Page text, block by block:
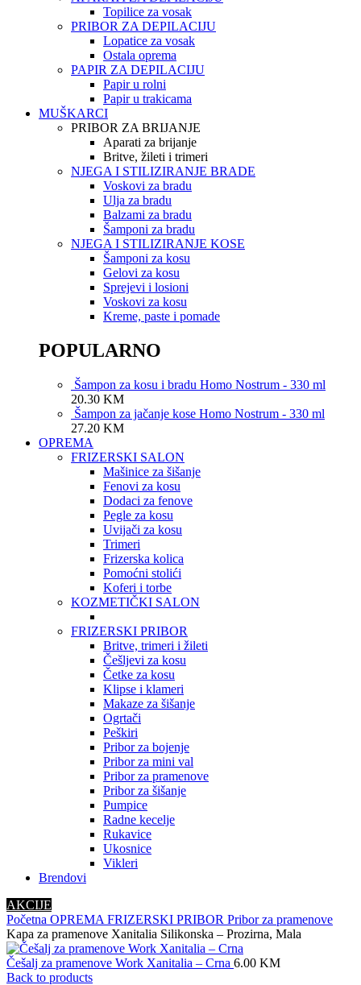
Topilice za vosak
PRIBOR ZA DEPILACIJU
Lopatice za vosak
Ostala oprema
PAPIR ZA DEPILACIJU
Papir u rolni
Papir u trakicama
MUŠKARCI
PRIBOR ZA BRIJANJE
Aparati za brijanje
Britve, žileti i trimeri
NJEGA I STILIZIRANJE BRADE
Voskovi za bradu
Ulja za bradu
Balzami za bradu
Šamponi za bradu
NJEGA I STILIZIRANJE KOSE
Šamponi za kosu
Gelovi za kosu
Sprejevi i losioni
Voskovi za kosu
Kreme, paste i pomade
POPULARNO
Šampon za kosu i bradu Homo Nostrum - 330 ml
20.30 KM
Šampon za jačanje kose Homo Nostrum - 330 ml
27.20 KM
OPREMA
FRIZERSKI SALON
Mašinice za šišanje
Fenovi za kosu
Dodaci za fenove
Pegle za kosu
Uvijači za kosu
Trimeri
Frizerska kolica
Pomoćni stolići
Koferi i torbe
KOZMETIČKI SALON
FRIZERSKI PRIBOR
Britve, trimeri i žileti
Češljevi za kosu
Četke za kosu
Klipse i klameri
Makaze za šišanje
Ogrtači
Peškiri
Pribor za bojenje
Pribor za mini val
Pribor za pramenove
Pribor za šišanje
Pumpice
Radne kecelje
Rukavice
Ukosnice
Vikleri
Brendovi
AKCIJE
Početna OPREMA FRIZERSKI PRIBOR Pribor za pramenove
Kapa za pramenove Xanitalia Silikonska – Prozirna, Mala
Češalj za pramenove Work Xanitalia – Crna 6.00 KM
Back to products